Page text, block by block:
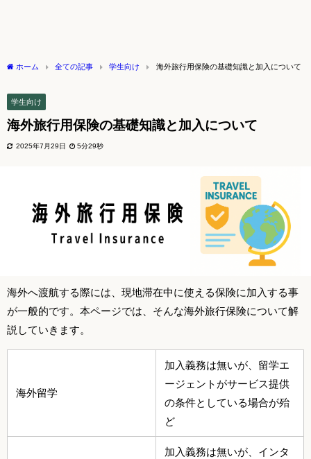
ホーム 全ての記事 学生向け 海外旅行用保険の基礎知識と加入について
学生向け
海外旅行用保険の基礎知識と加入について
2025年7月29日 5分29秒
海外へ渡航する際には、現地滞在中に使える保険に加入する事
が一般的です。本ページでは、そんな海外旅行保険について解
説していきます。
海外留学
加入義務は無いが、留学エ
ージェントがサービス提供
の条件としている場合が殆
ど
加入義務は無いが、インタ